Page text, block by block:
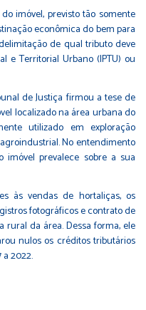
imóvel, previsto tão somente
econômica do bem para
de qual tributo deve
e Territorial Urbano (IPTU) ou
de Justiça firmou a tese de
localizado na área urbana do
utilizado em exploração
No entendimento
imóvel prevalece sobre a sua
às vendas de hortaliças, os
fotográficos e contrato de
da área. Dessa forma, ele
nulos os créditos tributários
2022.